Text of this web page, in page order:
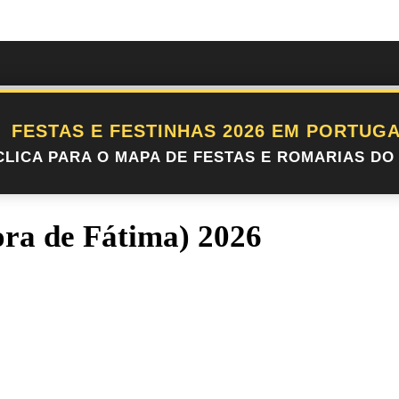
FESTAS E FESTINHAS 2026 EM
PARA O MAPA DE FESTAS E ROMARIAS DO
de Fátima) 2026